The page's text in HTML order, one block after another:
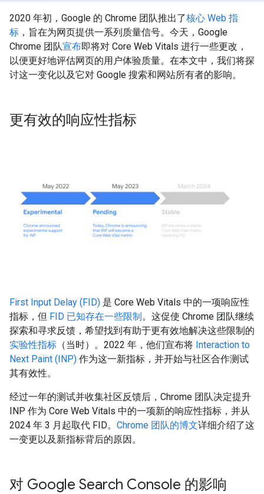
2020 年初，Google 的 Chrome 团队推出了核心 Web 指
标 ，旨在为网页提供一系列质量信号。今天，Google
Chrome 团队宣布即将对 Core Web Vitals 进行一些更改，
以便更好地评估网页的用户体验质量。在本文中，我们将探
讨这一变化以及它对 Google 搜索和网站所有者的影响。
更有效的响应性指标
First Input Delay (FID) 是 Core Web Vitals 中的一项响应性
指标，但 FID 已知存在一些限制。这促使 Chrome 团队继续
探索和寻求反馈，希望找到有助于更有效地解决这些限制的
实验性指标 （当时）。2022 年，他们宣布将 Interaction to
Next Paint (INP) 作为这一新指标，并开始与社区合作测试
其有效性。
经过一年的测试并收集社区反馈后，Chrome 团队决定提升
INP 作为 Core Web Vitals 中的一项新的响应性指标，并从
2024 年 3 月起取代 FID。 Chrome 团队的博文详细介绍了这
一变更以及新指标背后的原因。
对 Google Search Console 的影响